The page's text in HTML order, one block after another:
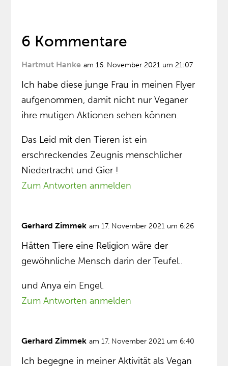
6 Kommentare
Hartmut Hanke am 16. November 2021 um 21:07
Ich habe diese junge Frau in meinen Flyer
aufgenommen, damit nicht nur Veganer
ihre mutigen Aktionen sehen können.
Das Leid mit den Tieren ist ein
erschreckendes Zeugnis menschlicher
Niedertracht und Gier !
Zum Antworten anmelden
Gerhard Zimmek am 17. November 2021 um 6:26
Hätten Tiere eine Religion wäre der
gewöhnliche Mensch darin der Teufel..
und Anya ein Engel.
Zum Antworten anmelden
Gerhard Zimmek am 17. November 2021 um 6:40
Ich begegne in meiner Aktivität als Vegan